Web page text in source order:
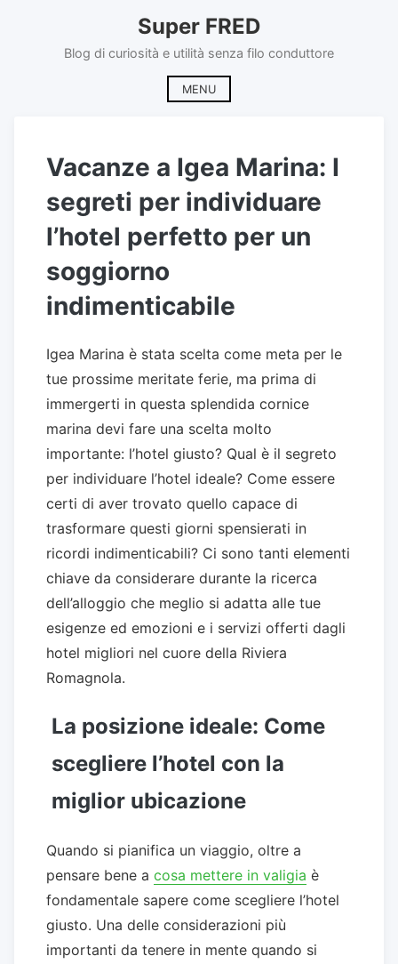
Super FRED
Blog di curiosità e utilità senza filo conduttore
MENU
Vacanze a Igea Marina: I
segreti per individuare
l’hotel perfetto per un
soggiorno
indimenticabile
Igea Marina è stata scelta come meta per le
tue prossime meritate ferie, ma prima di
immergerti in questa splendida cornice
marina devi fare una scelta molto
importante: l’hotel giusto? Qual è il segreto
per individuare l’hotel ideale? Come essere
certi di aver trovato quello capace di
trasformare questi giorni spensierati in
ricordi indimenticabili? Ci sono tanti elementi
chiave da considerare durante la ricerca
dell’alloggio che meglio si adatta alle tue
esigenze ed emozioni e i servizi offerti dagli
hotel migliori nel cuore della Riviera
Romagnola.
La posizione ideale: Come
scegliere l’hotel con la
miglior ubicazione
Quando si pianifica un viaggio, oltre a
pensare bene a cosa mettere in valigia è
fondamentale sapere come scegliere l’hotel
giusto. Una delle considerazioni più
importanti da tenere in mente quando si